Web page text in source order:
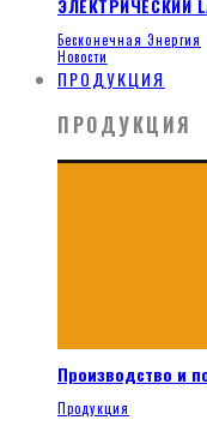
ЭЛЕКТРИЧЕСКИЙ
Бесконечная Энергия
Новости
ПРОДУКЦИЯ
ПРОДУКЦИЯ
Производство и
Продукция